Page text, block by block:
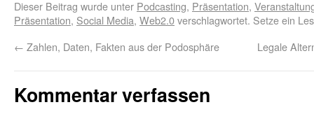
Dieser Beitrag wurde unter Podcasting, Präsentation,
Präsentation, Social Media, Web2.0verschlagwortet. Setze ein
← Zahlen, Daten, Fakten aus der Podosphäre Legale
Kommentar verfassen